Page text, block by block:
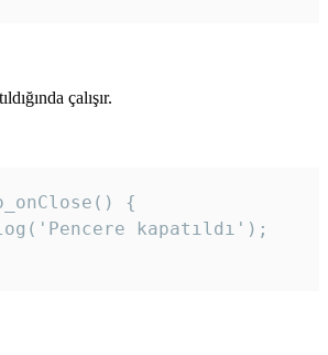
çalışır.
{
kapatıldı');